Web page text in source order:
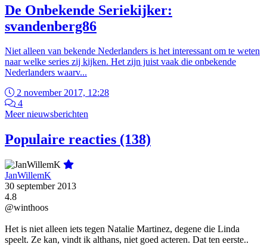
De Onbekende Seriekijker:
svandenberg86
Niet alleen van bekende Nederlanders is het interessant om te weten
naar welke series zij kijken. Het zijn juist vaak die onbekende
Nederlanders waarv...
2 november 2017, 12:28
4
Meer nieuwsberichten
Populaire reacties (138)
JanWillemK
30 september 2013
4.8
@winthoos
Het is niet alleen iets tegen Natalie Martinez, degene die Linda
speelt. Ze kan, vindt ik althans, niet goed acteren. Dat ten eerste..